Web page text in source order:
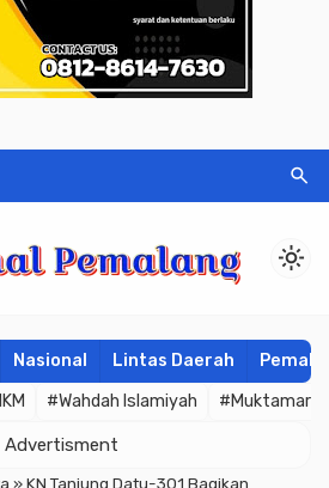
search
light_mode
Nasional Lintas Daerah
#Wahdah Islamiyah #Muktamar
Advertisment
»KN Tanjung Datu-301 Bagikan